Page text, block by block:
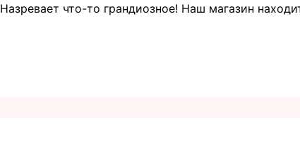
Назревает что-то грандиозное! Наш магазин